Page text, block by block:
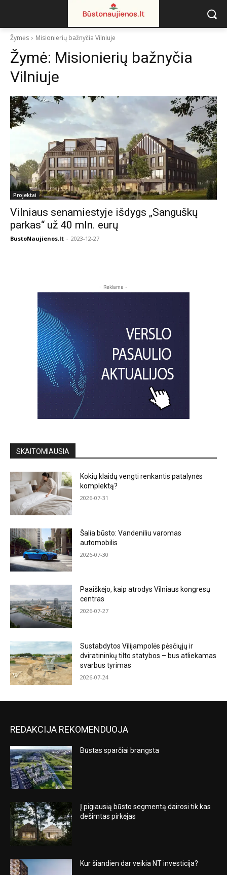
Žymės Misionierių bažnyčia Vilniuje
Žymė: Misionierių bažnyčia
Vilniuje
Projektai
Vilniaus senamiestyje išdygs „Sanguškų
parkas“ už 40 mln. eurų
BustoNaujienos.lt - 2023-12-27
- Reklama -
SKAITOMIAUSIA
Kokių klaidų vengti renkantis patalynės
komplektą?
2026-07-31
Šalia būsto: Vandeniliu varomas
automobilis
2026-07-30
Paaiškėjo, kaip atrodys Vilniaus kongresų
centras
2026-07-27
Sustabdytos Vilijampolės pėsčiųjų ir
dviratininkų tilto statybos – bus atliekamas
svarbus tyrimas
2026-07-24
REDAKCIJA REKOMENDUOJA
Būstas sparčiai brangsta
Į pigiausią būsto segmentą dairosi tik kas
dešimtas pirkėjas
Kur šiandien dar veikia NT investicija?